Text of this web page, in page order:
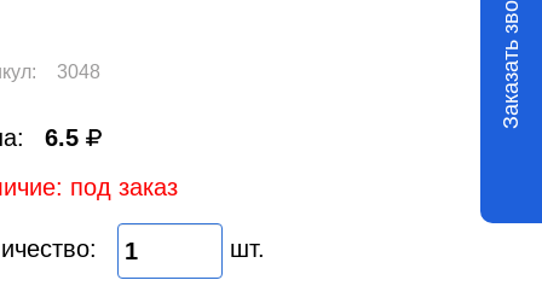
3048
6.5
под заказ
шт.
Заказать звонок